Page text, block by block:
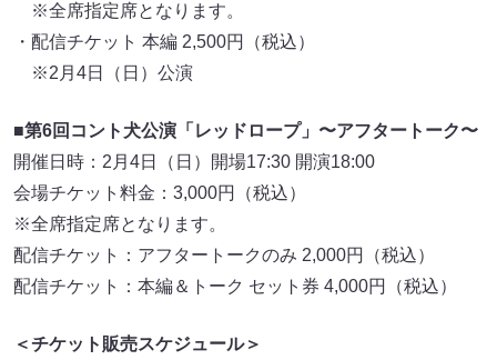
※全席指定席となります。
・配信チケット 本編 2,500円（税込）
※2⽉4⽇（⽇）公演
■第6回コント⽝公演「レッドロープ」〜アフタートーク〜
開催⽇時：2⽉4⽇（⽇）開場17:30 開演18:00
会場チケット料⾦：3,000円（税込）
※全席指定席となります。
配信チケット：アフタートークのみ 2,000円（税込）
配信チケット：本編＆トーク セット券 4,000円（税込）
＜チケット販売スケジュール＞